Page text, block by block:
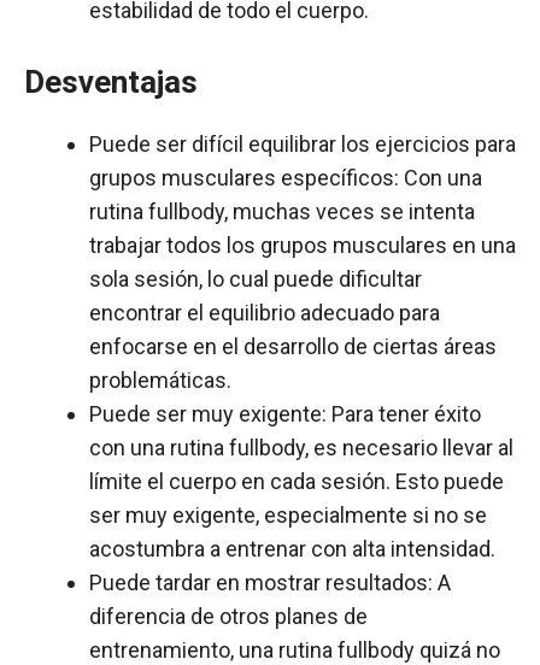
estabilidad de todo el cuerpo.
Desventajas
Puede ser difícil equilibrar los ejercicios para
grupos musculares específicos: Con una
rutina fullbody, muchas veces se intenta
trabajar todos los grupos musculares en una
sola sesión, lo cual puede dificultar
encontrar el equilibrio adecuado para
enfocarse en el desarrollo de ciertas áreas
problemáticas.
Puede ser muy exigente: Para tener éxito
con una rutina fullbody, es necesario llevar al
límite el cuerpo en cada sesión. Esto puede
ser muy exigente, especialmente si no se
acostumbra a entrenar con alta intensidad.
Puede tardar en mostrar resultados: A
diferencia de otros planes de
entrenamiento, una rutina fullbody quizá no